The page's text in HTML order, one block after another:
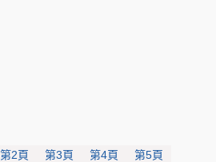
第2頁 第3頁 第4頁 第5頁